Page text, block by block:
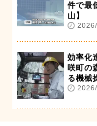
件で最
山】
効率化
咲町の
る機械